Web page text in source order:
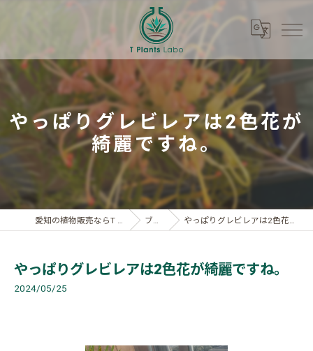
やっぱりグレビレアは2色花が
綺麗ですね。
愛知の植物販売ならT Plants Labo ブログ やっぱりグレビレアは2色花が綺麗ですね。
やっぱりグレビレアは2色花が綺麗ですね。
2024/05/25